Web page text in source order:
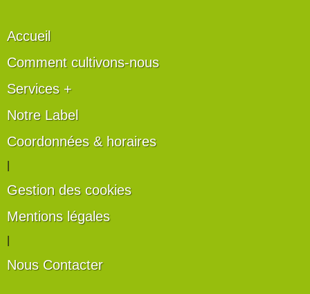
Accueil
Comment cultivons-nous
Services +
Notre Label
Coordonnées & horaires
Gestion des cookies
Mentions légales
Nous Contacter